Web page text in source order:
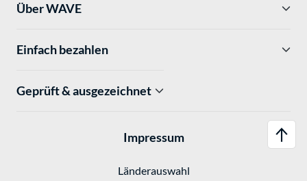
Über WAVE
Einfach bezahlen
Geprüft & ausgezeichnet
Impressum
Länderauswahl